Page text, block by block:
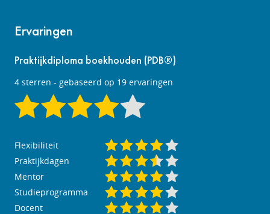
Ervaringen
Praktijkdiploma boekhouden (PDB®)
4 sterren - gebaseerd op 19 ervaringen
Flexibiliteit
Praktijkdagen
Mentor
Studieprogramma
Docent